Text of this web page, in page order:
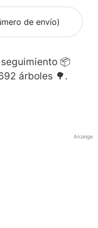
de envío)
📦
árboles 🌳.
Anzeige